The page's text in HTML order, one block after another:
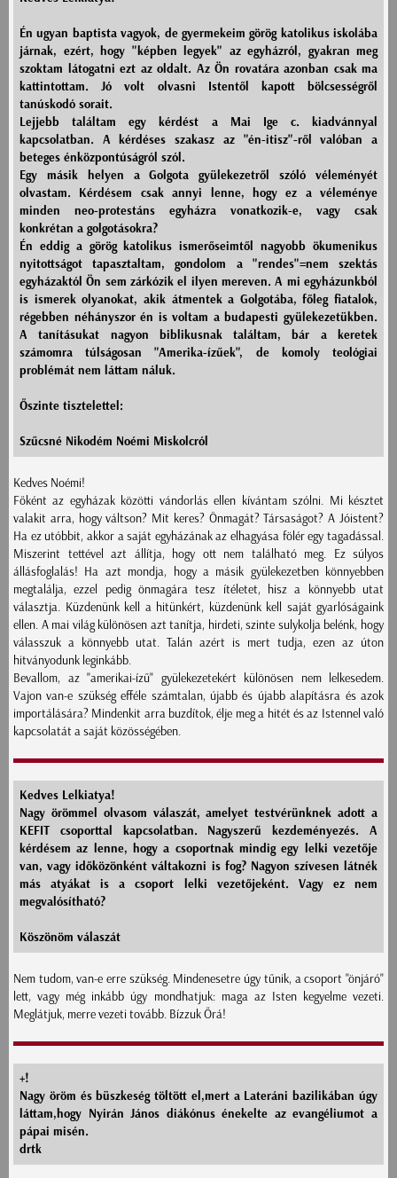
Én ugyan baptista vagyok, de gyermekeim görög katolikus iskolába
járnak, ezért, hogy "képben legyek" az egyházról, gyakran meg
szoktam látogatni ezt az oldalt. Az Ön rovatára azonban csak ma
kattintottam. Jó volt olvasni Istentől kapott bölcsességről
tanúskodó sorait.
Lejjebb találtam egy kérdést a Mai Ige c. kiadvánnyal
kapcsolatban. A kérdéses szakasz az "én-itisz"-ről valóban a
beteges énközpontúságról szól.
Egy másik helyen a Golgota gyülekezetről szóló véleményét
olvastam. Kérdésem csak annyi lenne, hogy ez a véleménye
minden neo-protestáns egyházra vonatkozik-e, vagy csak
konkrétan a golgotásokra?
Én eddig a görög katolikus ismerőseimtől nagyobb ökumenikus
nyitottságot tapasztaltam, gondolom a "rendes"=nem szektás
egyházaktól Ön sem zárkózik el ilyen mereven. A mi egyházunkból
is ismerek olyanokat, akik átmentek a Golgotába, főleg fiatalok,
régebben néhányszor én is voltam a budapesti gyülekezetükben.
A tanításukat nagyon biblikusnak találtam, bár a keretek
számomra túlságosan "Amerika-ízűek", de komoly teológiai
problémát nem láttam náluk.
Őszinte tisztelettel:
Szűcsné Nikodém Noémi Miskolcról
Kedves Noémi!
Főként az egyházak közötti vándorlás ellen kívántam szólni. Mi késztet
valakit arra, hogy váltson? Mit keres? Önmagát? Társaságot? A Jóistent?
Ha ez utóbbit, akkor a saját egyházának az elhagyása fölér egy tagadással.
Miszerint tettével azt állítja, hogy ott nem található meg. Ez súlyos
állásfoglalás! Ha azt mondja, hogy a másik gyülekezetben könnyebben
megtalálja, ezzel pedig önmagára tesz ítéletet, hisz a könnyebb utat
választja. Küzdenünk kell a hitünkért, küzdenünk kell saját gyarlóságaink
ellen. A mai világ különösen azt tanítja, hirdeti, szinte sulykolja belénk, hogy
válasszuk a könnyebb utat. Talán azért is mert tudja, ezen az úton
hitványodunk leginkább.
Bevallom, az "amerikai-ízű" gyülekezetekért különösen nem lelkesedem.
Vajon van-e szükség efféle számtalan, újabb és újabb alapításra és azok
importálására? Mindenkit arra buzdítok, élje meg a hitét és az Istennel való
kapcsolatát a saját közösségében.
Kedves Lelkiatya!
Nagy örömmel olvasom válaszát, amelyet testvérünknek adott a
KEFIT csoporttal kapcsolatban. Nagyszerű kezdeményezés. A
kérdésem az lenne, hogy a csoportnak mindig egy lelki vezetője
van, vagy időközönként váltakozni is fog? Nagyon szívesen látnék
más atyákat is a csoport lelki vezetőjeként. Vagy ez nem
megvalósítható?
Köszönöm válaszát
Nem tudom, van-e erre szükség. Mindenesetre úgy tűnik, a csoport "önjáró"
lett, vagy még inkább úgy mondhatjuk: maga az Isten kegyelme vezeti.
Meglátjuk, merre vezeti tovább. Bízzuk Őrá!
+!
Nagy öröm és büszkeség töltött el,mert a Lateráni bazilikában úgy
láttam,hogy Nyirán János diákónus énekelte az evangéliumot a
pápai misén.
drtk